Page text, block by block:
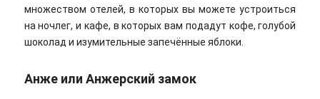
множеством отелей, в которых вы можете устроиться
на ночлег, и кафе, в которых вам подадут кофе, голубой
шоколад и изумительные запечённые яблоки.
Анже или Анжерский замок